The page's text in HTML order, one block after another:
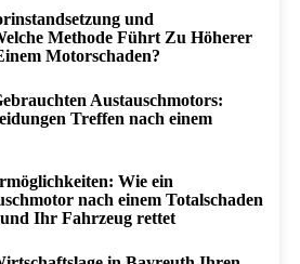
und
Methode Führt Zu Höherer
Motorschaden?
Austauschmotors:
Treffen nach einem
Wie ein
nach einem Totalschaden
Ihr Fahrzeug rettet